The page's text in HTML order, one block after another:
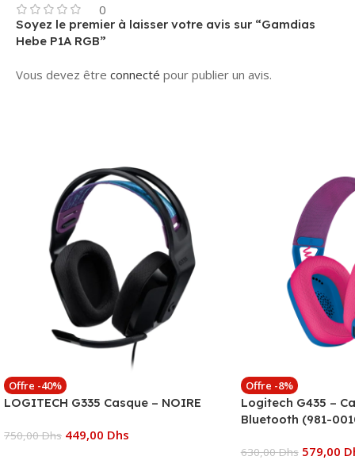
0
Soyez le premier à laisser votre avis sur “Gamdias
Hebe P1A RGB”
Vous devez être connecté pour publier un avis.
Offre -40%
LOGITECH G335 Casque – NOIRE
750,00Dhs 449,00 Dhs
Offre -8%
Logitech G435 –
Bluetooth (981-
630,00Dhs 579,00